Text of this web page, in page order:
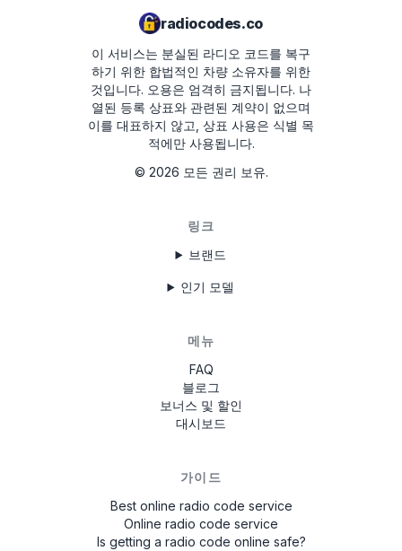
AUZ5Z4C5221241
SEZ1Z3F6422042
radiocodes.co
이 서비스는 분실된 라디오 코드를 복구
하기 위한 합법적인 차량 소유자를 위한
것입니다. 오용은 엄격히 금지됩니다. 나
열된 등록 상표와 관련된 계약이 없으며
이를 대표하지 않고, 상표 사용은 식별 목
적에만 사용됩니다.
© 2026 모든 권리 보유.
링크
브랜드
인기 모델
메뉴
FAQ
블로그
보너스 및 할인
대시보드
가이드
Best online radio code service
Online radio code service
Is getting a radio code online safe?